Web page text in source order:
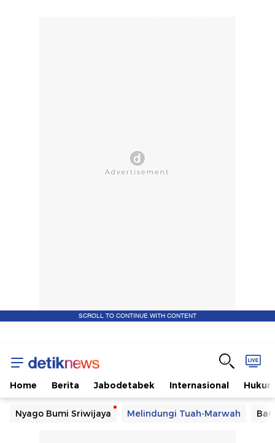
SCROLL TO CONTINUE WITH CONTENT
Home Berita Jabodetabek Internasional Hukum
Nyago Bumi Sriwijaya Melindungi Tuah-Marwah